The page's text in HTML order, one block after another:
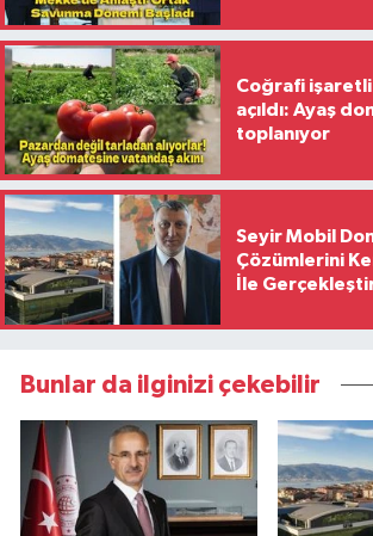
Coğrafi
açıldı: Ayaş
toplanıyor
Seyir Mobil
Çözümlerini
İle
Bunlar da ilginizi çekebilir